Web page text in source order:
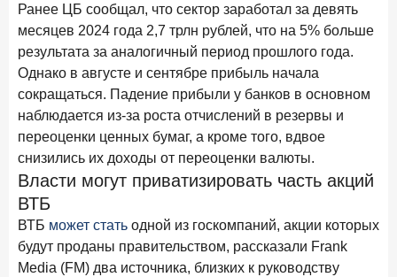
сравниться с российским»
По итогам апреля 2026 года объем выдач кредитов
составил 968 млрд руб.
29 апреля 2026 года ИССЛЕДОВАНИЕ
Конкуренция на рынке инвестиционно-страховых
продуктов усиливается
28 апреля 2026 года
Привязанность побеждает ставку? Как выбирают банк
для сбережений в 2026 году
27 апреля 2026 года ИССЛЕДОВАНИЕ
Ранее ЦБ сообщал, что сектор заработал за девять
месяцев 2024 года 2,7 трлн рублей, что на 5% больше
результата за аналогичный период прошлого года.
Однако в августе и сентябре прибыль начала
сокращаться. Падение прибыли у банков в основном
наблюдается из-за роста отчислений в резервы и
переоценки ценных бумаг, а кроме того, вдвое
снизились их доходы от переоценки валюты.
Власти могут приватизировать часть акций
ВТБ
ВТБ может стать одной из госкомпаний, акции которых
будут проданы правительством, рассказали Frank
Media (FM) два источника, близких к руководству